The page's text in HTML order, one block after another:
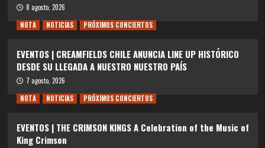
8 agosto, 2026
NOTA
NOTICIAS PRÓXIMOS CONCIERTOS
EVENTOS | CREAMFIELDS CHILE ANUNCIA LINE UP HISTÓRICO
DESDE SU LLEGADA A NUESTRO NUESTRO PAÍS
7 agosto, 2026
NOTA
NOTICIAS PRÓXIMOS CONCIERTOS
EVENTOS | THE CRIMSON KINGS A Celebration of the Music of
King Crimson